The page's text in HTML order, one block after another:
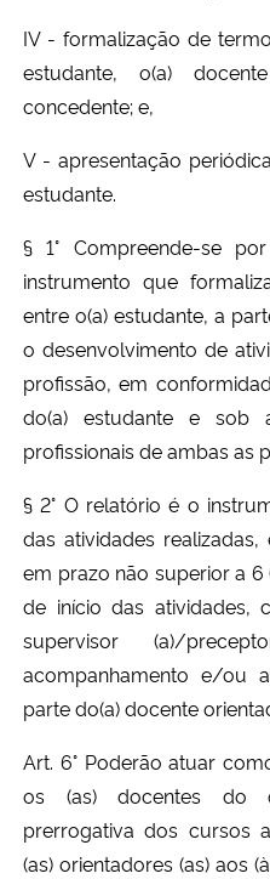
IV - formalização de
estudante, o(a)
concedente; e,
V - apresentação
estudante.
§ 1° Compreende-se
instrumento que
entre o(a) estudante, a
o desenvolvimento de
profissão, em
do(a) estudante e sob
profissionais de ambas as
§ 2° O relatório é o
das atividades
em prazo não superior a 6
de início das atividades,
supervisor (a)/
acompanhamento e/ou
parte do(a) docente
Art. 6° Poderão atuar
os (as) docentes do
prerrogativa dos cursos
(as) orientadores (as) aos